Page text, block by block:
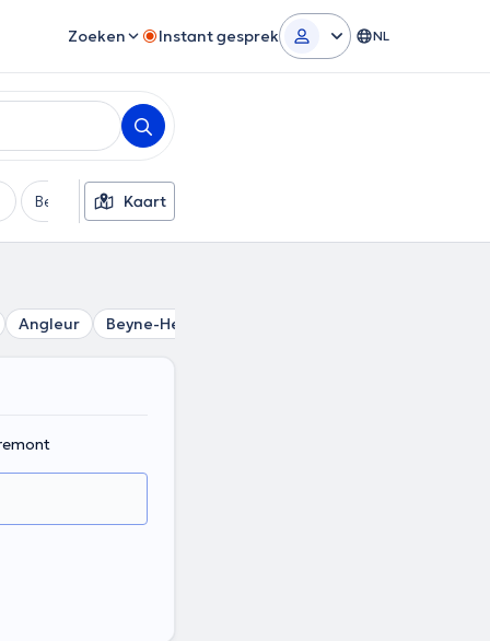
Zoeken Instant gesprek NL
BetaalmethodeKaart
Angleur Beyne-Heusay